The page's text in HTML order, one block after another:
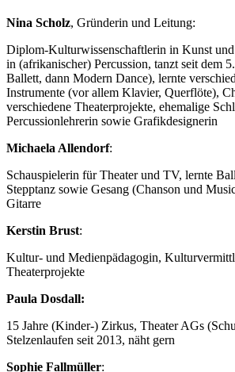
Nina Scholz, Gründerin und Leitung:
Diplom-Kulturwissenschaftlerin in Kunst
in (afrikanischer) Percussion, tanzt seit dem
Ballett, dann Modern Dance), lernte
Instrumente (vor allem Klavier, Querflöte),
verschiedene Theaterprojekte, ehemalige
Percussionlehrerin sowie Grafikdesignerin
Michaela Allendorf:
Schauspielerin für Theater und TV, lernte
Stepptanz sowie Gesang (Chanson und
Gitarre
Kerstin Brust:
Kultur- und Medienpädagogin,
Theaterprojekte
Paula Dosdall:
15 Jahre (Kinder-) Zirkus, Theater AGs
Stelzenlaufen seit 2013, näht gern
Sophie Fallmüller: